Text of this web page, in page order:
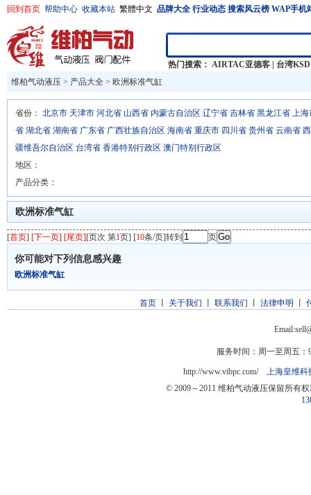
回到首页 帮助中心 收藏本站 繁體中文 品牌大全 行业动态 搜索风云榜 WAP手机
热门搜索： AIRTAC亚德客 台湾KSD
维柏气动液压 > 产品大全 > 欧洲标准气缸
省份： 北京市 天津市 河北省 山西省 内蒙古自治区 辽宁省 吉林省 黑龙江省 上海
省 湖北省 湖南省 广东省 广西壮族自治区 海南省 重庆市 四川省 贵州省 云南省
疆维吾尔自治区 台湾省 香港特别行政区 澳门特别行政区
地区：
产品分类：
欧洲标准气缸
[首页] [下一页] [尾页][页次 第1页] [10条/页]转到 页
你可能对下列信息感兴趣
欧洲标准气缸
首页丨 关于我们 联系我们 法律申明
服务时间：周一至周五：
http://www.vibpc.com/ 上海皇维科
© 2009～2011 维柏气动液压保留所有